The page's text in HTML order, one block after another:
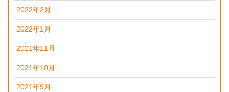
2022年2月
2022年1月
2021年11月
2021年10月
2021年9月